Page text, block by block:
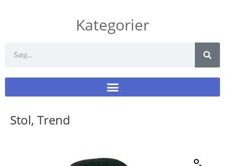
Kategorier
Stol, Trend